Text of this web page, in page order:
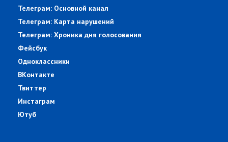
Телеграм: Основной канал
Телеграм: Карта нарушений
Телеграм: Хроника дня голосования
Фейсбук
Одноклассники
ВКонтакте
Твиттер
Инстаграм
Ютуб